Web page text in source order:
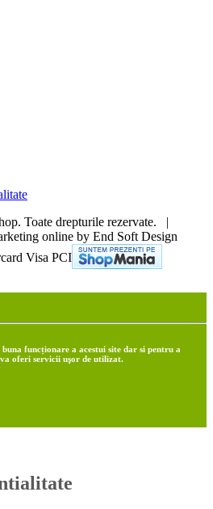
Toate drepturile rezervate. |
online by End Soft Design
funcționare a acestui site dar si pentru a
oferi servicii uşor de utilizat.